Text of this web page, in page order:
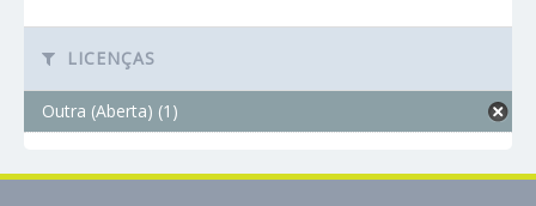
LICENÇAS
Outra (Aberta) (1)